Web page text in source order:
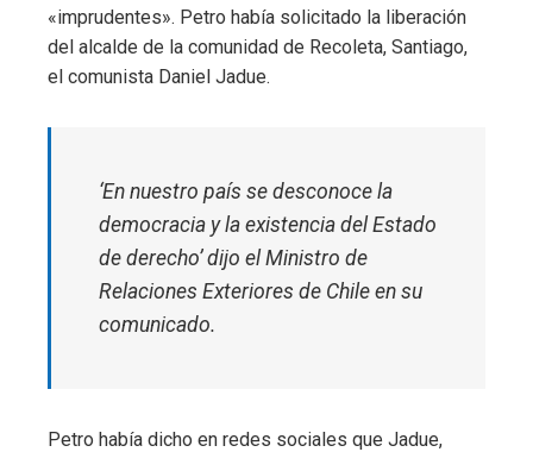
«imprudentes». Petro había solicitado la liberación
del alcalde de la comunidad de Recoleta, Santiago,
el comunista Daniel Jadue.
‘En nuestro país se desconoce la
democracia y la existencia del Estado
de derecho’dijo el Ministro de
Relaciones Exteriores de Chile en su
comunicado.
Petro había dicho en redes sociales que Jadue,